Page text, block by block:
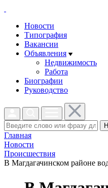
Новости
Типография
Вакансии
Объявления
Недвижимость
Работа
Биографии
Руководство
Главная
Новости
Проиcшествия
В Магдагачинском районе